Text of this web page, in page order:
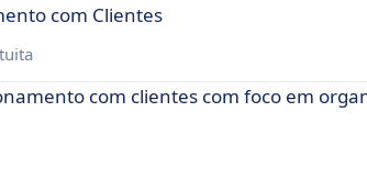
com Clientes
com clientes com foco em